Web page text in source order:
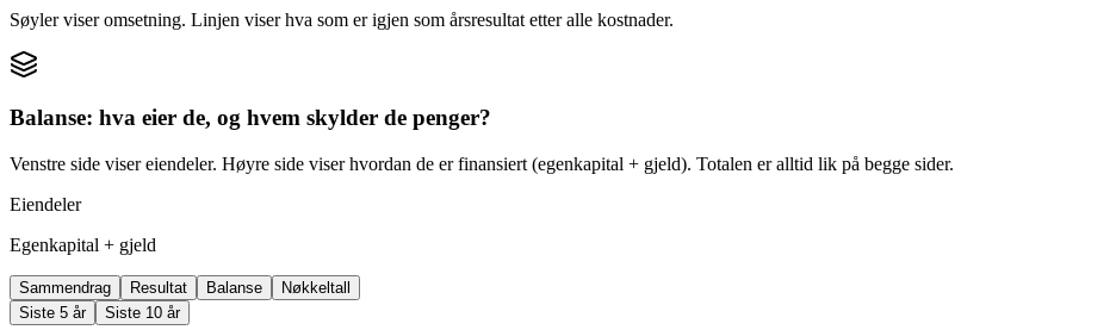
Søyler viser omsetning. Linjen viser hva som er igjen som årsresultat etter alle kostnader.
Balanse: hva eier de, og hvem skylder de penger?
Venstre side viser eiendeler. Høyre side viser hvordan de er finansiert (egenkapital + gjeld). Totalen er alltid lik på begge sider.
Eiendeler
Egenkapital + gjeld
Sammendrag Resultat Balanse
Nøkkeltall
Siste 5 år
Siste 10 år